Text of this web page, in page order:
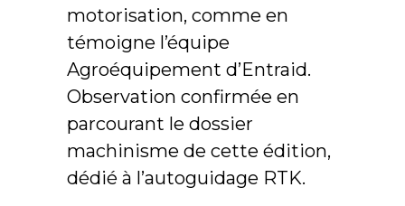
motorisation, comme en
témoigne l’équipe
Agroéquipement d’Entraid.
Observation confirmée en
parcourant le dossier
machinisme de cette édition,
dédié à l’autoguidage RTK.